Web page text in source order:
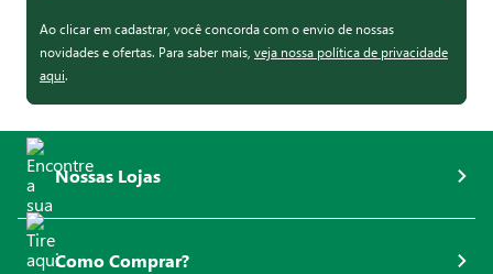
Ao clicar em cadastrar, você concorda com o envio de nossas
novidades e ofertas. Para saber mais, veja nossa política de privacidade
aqui.
Nossas Lojas
Como Comprar?